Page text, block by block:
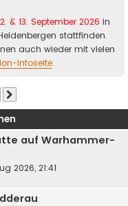
& 13. September 2026 in
stattfinden.
auch wieder mit vielen
Infoseite.
auf Warhammer-
2026, 21:41